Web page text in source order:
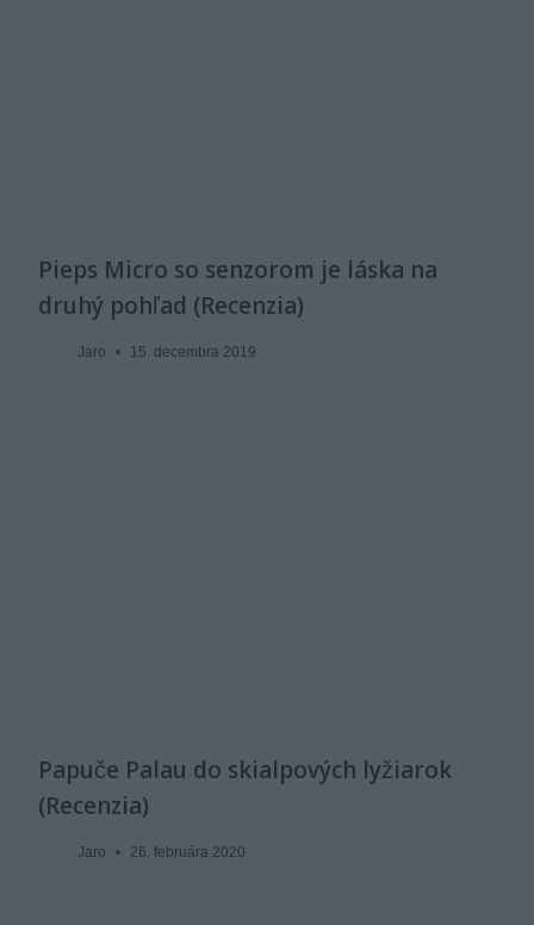
Pieps Micro so senzorom je láska na
druhý pohľad (Recenzia)
Jaro 15. decembra 2019
Papuče Palau do skialpových lyžiarok
(Recenzia)
Jaro 26. februára 2020